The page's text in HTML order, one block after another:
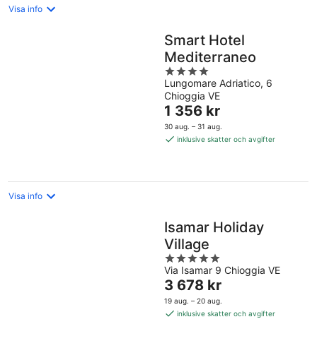
Visa info
Smart Hotel
Mediterraneo
4
out
of
5
Lungomare Adriatico, 6
Chioggia VE
Priset
är
1 356 kr
1 356 kr
30 aug. – 31 aug.
inklusive skatter och avgifter
Visa info
Isamar Holiday
Village
5
out
of
5
Via Isamar 9 Chioggia VE
Priset
är
3 678 kr
3 678 kr
19 aug. – 20 aug.
inklusive skatter och avgifter